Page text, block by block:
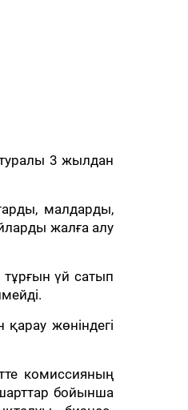
туралы 3 жылдан
малдарды,
жалға алу
үй сатып
қарау жөніндегі
комиссияның
бойынша